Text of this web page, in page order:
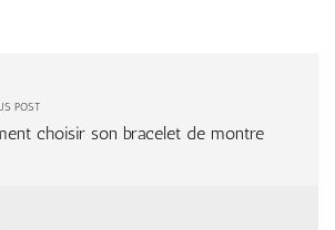
POST
choisir son bracelet de montre